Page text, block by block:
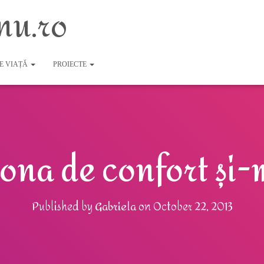
VIAȚĂ PROIECTE
de confort
Published byGabrielaonOctober 22, 2013